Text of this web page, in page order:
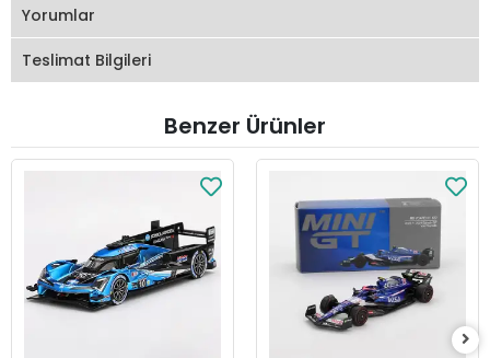
Yorumlar
Teslimat Bilgileri
Benzer Ürünler